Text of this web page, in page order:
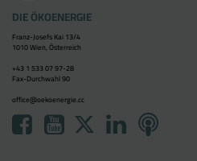
DIE ÖKOENERGIE
Franz-Josefs Kai 13/4
1010 Wien, Österreich
+43 1 533 07 97-28
Fax-Durchwahl 90
office@oekoenergie.cc